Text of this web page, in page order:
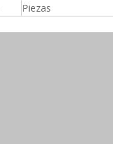
Piezas